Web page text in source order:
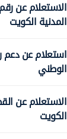
الاستعلام عن
المدنية الكويت
استعلام عن دعم
الوطني
الاستعلام عن
الكويت